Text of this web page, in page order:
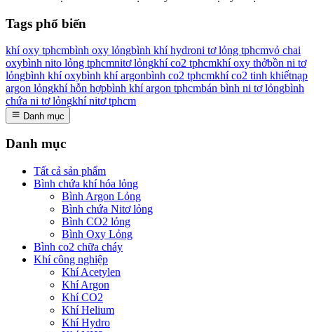
Tags phổ biến
khí oxy tphcmbình oxy lỏngbình khí hydroni tơ lỏng tphcmvỏ chai
oxybình nito lỏng tphcmnitơ lỏngkhí co2 tphcmkhí oxy thởbồn ni tơ
lỏngbình khí oxybình khí argonbình co2 tphcmkhí co2 tinh khiếtnạp
argon lỏngkhí hỗn hợpbình khí argon tphcmbán bình ni tơ lỏngbình
chứa ni tơ lỏngkhí nitơ tphcm
Danh mục
Danh mục
Tất cả sản phẩm
Bình chứa khí hóa lỏng
Bình Argon Lỏng
Bình chứa Nitơ lỏng
Bình CO2 lỏng
Bình Oxy Lỏng
Bình co2 chữa cháy
Khí công nghiệp
Khí Acetylen
Khí Argon
Khí CO2
Khí Helium
Khí Hydro